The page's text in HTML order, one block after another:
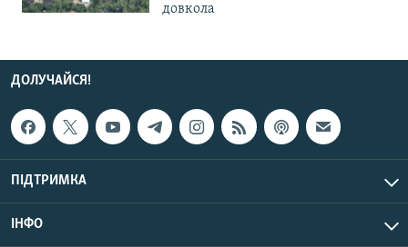
довкола
ДОЛУЧАЙСЯ!
ПІДТРИМКА
ІНФО